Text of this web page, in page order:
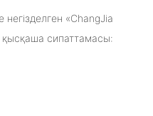
негізделген «ChangJia
қысқаша сипаттамасы: